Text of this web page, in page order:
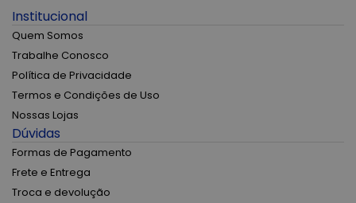
Institucional
Quem Somos
Trabalhe Conosco
Política de Privacidade
Termos e Condições de Uso
Nossas Lojas
Dúvidas
Formas de Pagamento
Frete e Entrega
Troca e devolução